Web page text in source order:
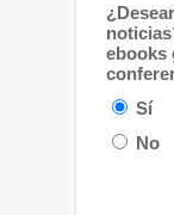
ebooks
Sí
No